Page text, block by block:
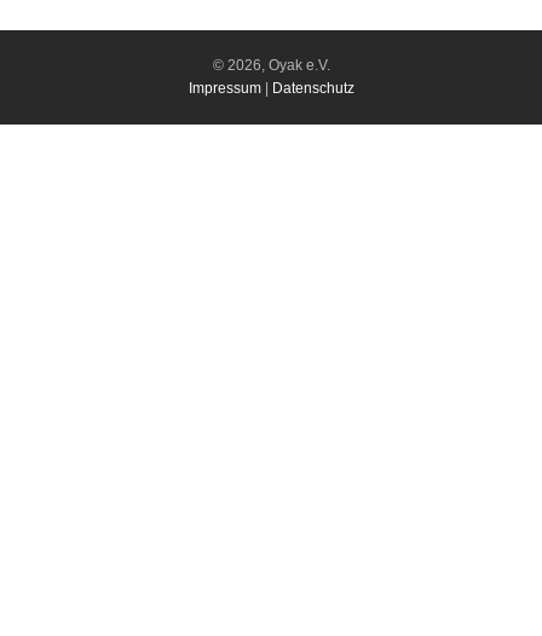
© 2026, Oyak e.V.
Impressum| Datenschutz